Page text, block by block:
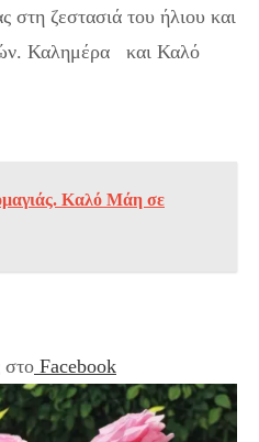
στη ζεστασιά του ήλιου και
Καλημέρα και Καλό
Καλό Μάη σε
στο Facebook